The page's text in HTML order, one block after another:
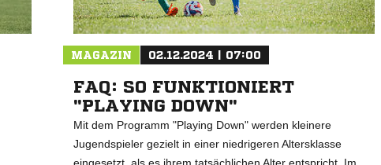
MAGAZIN 02.12.2024 | 07:00
FAQ: SO FUNKTIONIERT
"PLAYING DOWN"
Mit dem Programm "Playing Down" werden kleinere
Jugendspieler gezielt in einer niedrigeren Altersklasse